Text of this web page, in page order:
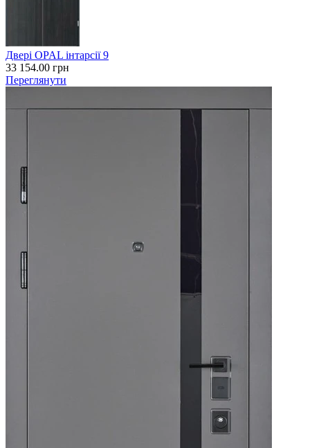
Двері OPAL інтарсії 9
33 154.00 грн
Переглянути